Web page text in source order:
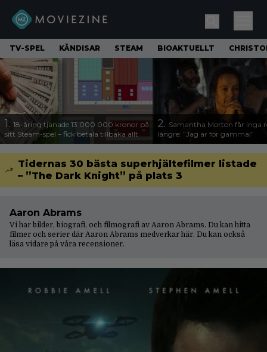
TV-SPEL KÄNDISAR STEAM BIOAKTUELLT
1. 18-åring tjänade 13 000 000 kronor på
sitt Steam-spel – fick betala tillbaka allt
2. Samantha Morton får inga
längre: ”Jag är för gammal”
Tidernas 30 bästa superhjältefilmer listade
– ”The Dark Knight” på plats 3
Aaron Abrams
Vi har bilder, biografi, och filmografi av Aaron Abrams. Du kan hitta
filmer och serier där Aaron Abrams medverkar här. Du kan också
läsa vidare på våra recensioner.